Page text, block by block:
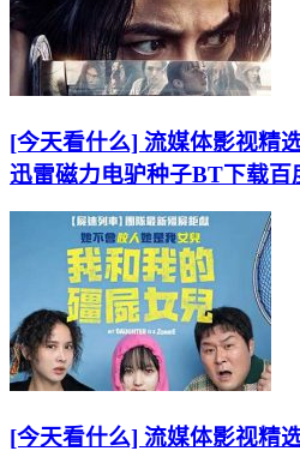
[今天看什么] 流媒体影视精
迅雷磁力电驴种子BT下载百
[今天看什么] 流媒体影视精